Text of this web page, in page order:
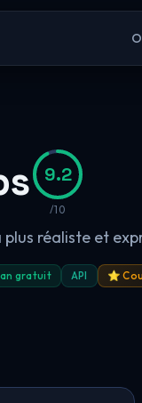
9.2
/10
réaliste et
gratuit API ⭐